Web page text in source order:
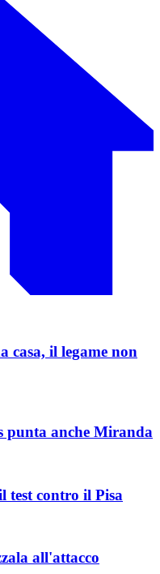
casa, il legame non
punta anche Miranda
contro il Pisa
all'attacco